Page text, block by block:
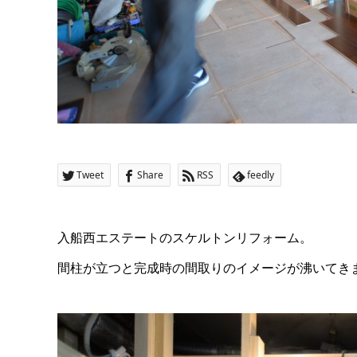
Tweet Share RSS feedly
入船西エステートのスケルトンリフォーム。
間柱が立つと完成時の間取りのイメージが沸いてき